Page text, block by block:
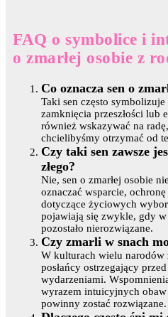
FAQ o symbolice i
o zmarłej osobie z
Co oznacza sen o
Taki sen często symbolizuje
zamknięcia przeszłości lub
również wskazywać na
chcielibyśmy otrzymać od
Czy taki sen zawsze
złego?
Nie, sen o zmarłej osobie
oznaczać wsparcie,
dotyczące życiowych
pojawiają się zwykle, gdy
pozostało nierozwiązane.
Czy zmarli w snach
W kulturach wielu narodów
posłańcy ostrzegający
wydarzeniami.
wyrazem intuicyjnych
powinny zostać rozwiązane.